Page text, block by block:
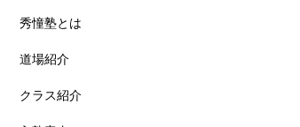
秀憧塾とは
道場紹介
クラス紹介